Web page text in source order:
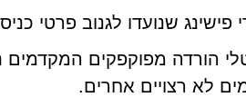
פישינג שנועדו לגנוב פרטי
הורדה מפוקפקים המקדמים
לא רצויים אחרים.